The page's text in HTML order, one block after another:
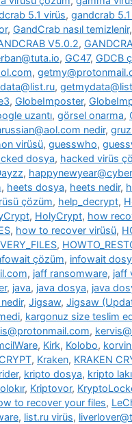
5.1 virüs, gandcrab
, GandCrab nasıl temizlenir,
V5.0.2,
, GC47, GDCB
,
,
, GlobeImposter,
uzantı, görsel onarma,
nedir,
virüsü, guesswho,
dosya, hacked virüs
,
, heets dosya, heets nedir,
çözüm, help_decrypt,
, HolyCrypt, how
, how to recover virüsü,
,
çözüm, infowait
, jaff ransomware, jaff
, java, java dosya, java
, Jigsaw, Jigsaw
, kargonuz size teslim
,
, Kirk, Kolobo,
, Kraken, KRAKEN
, kripto dosya, kripto
, Kriptovor,
to recover your files,
, list.ru virüs,